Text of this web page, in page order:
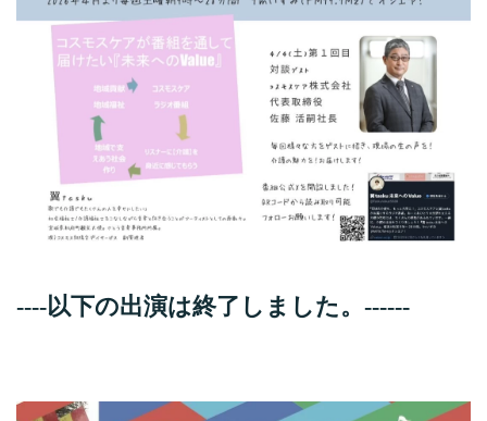
----以下の出演は終了しました。------